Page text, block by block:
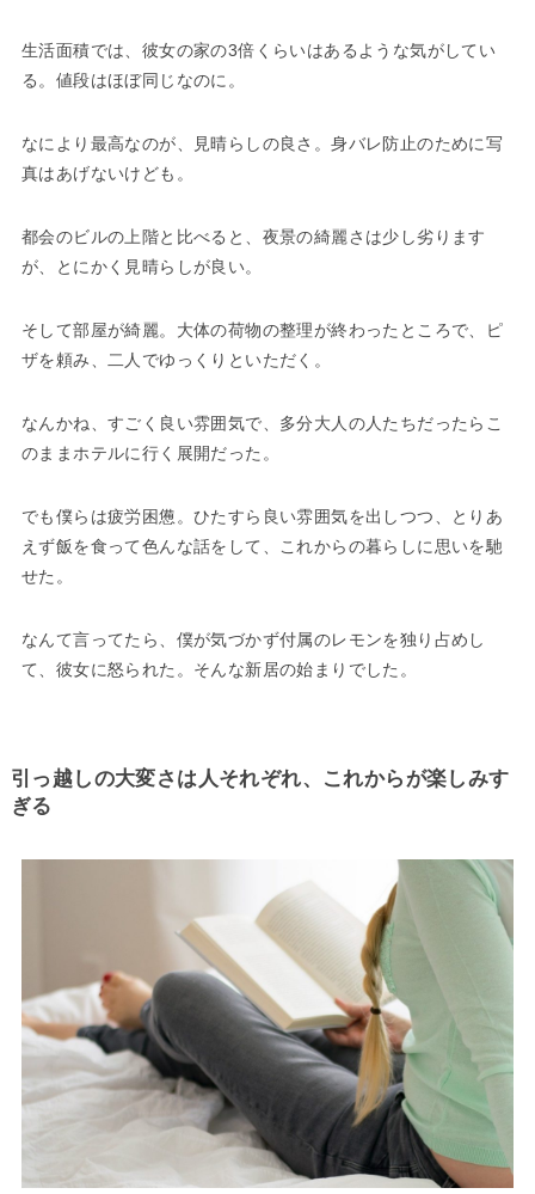
生活面積では、彼女の家の3倍くらいはあるような気がしてい
る。値段はほぼ同じなのに。
なにより最高なのが、見晴らしの良さ。身バレ防止のために写
真はあげないけども。
都会のビルの上階と比べると、夜景の綺麗さは少し劣ります
が、とにかく見晴らしが良い。
そして部屋が綺麗。大体の荷物の整理が終わったところで、ピ
ザを頼み、二人でゆっくりといただく。
なんかね、すごく良い雰囲気で、多分大人の人たちだったらこ
のままホテルに行く展開だった。
でも僕らは疲労困憊。ひたすら良い雰囲気を出しつつ、とりあ
えず飯を食って色んな話をして、これからの暮らしに思いを馳
せた。
なんて言ってたら、僕が気づかず付属のレモンを独り占めし
て、彼女に怒られた。そんな新居の始まりでした。
引っ越しの大変さは人それぞれ、これからが楽しみす
ぎる